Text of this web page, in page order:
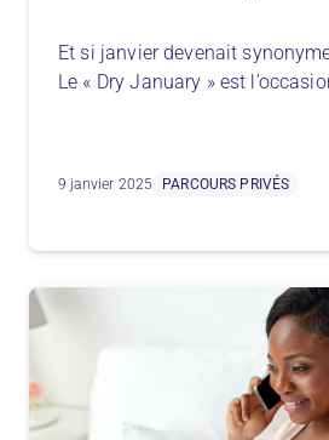
Et si janvier devenait
Le « Dry January » est
9 janvier 2025 PARCOURS PRIVÉS